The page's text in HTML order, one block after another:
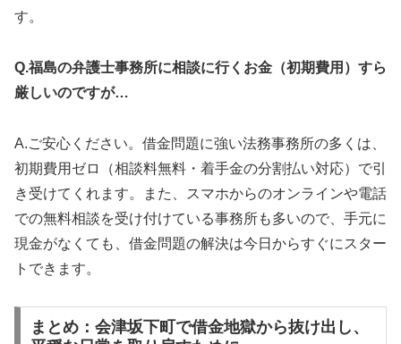
す。
Q.福島の弁護士事務所に相談に行くお金（初期費用）すら
厳しいのですが…
A.ご安心ください。借金問題に強い法務事務所の多くは、
初期費用ゼロ（相談料無料・着手金の分割払い対応）で引
き受けてくれます。また、スマホからのオンラインや電話
での無料相談を受け付けている事務所も多いので、手元に
現金がなくても、借金問題の解決は今日からすぐにスター
トできます。
まとめ：会津坂下町で借金地獄から抜け出し、